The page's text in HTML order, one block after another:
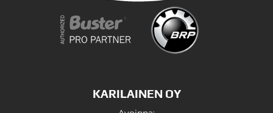
KARILAINEN OY